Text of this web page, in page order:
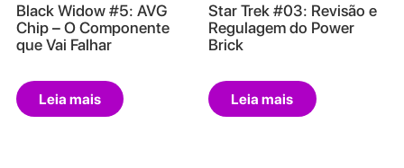
Black Widow #5: AVG
Chip – O Componente
que Vai Falhar
Leia mais
Star Trek #03: Revisão e
Regulagem do Power
Brick
Leia mais